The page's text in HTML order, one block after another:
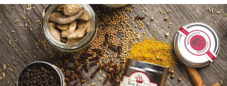
Contenance : 200 ml
Ingrédients : sirop d'érable pur BIO
Traces éventuelles : céleri, sésame, moutarde, fruits à coques.
Conditionnement : bouteille en verre
Arômes : gourmand, sucré, caramel
Utilisation : desserts, cocktails, boissons chaudes, saumon